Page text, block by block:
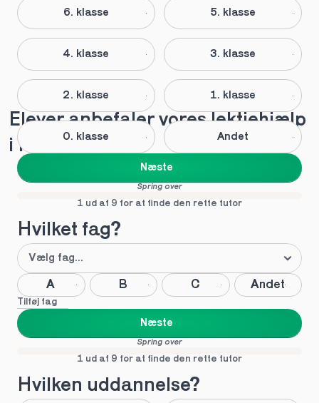
6. klasse 5. klasse
4. klasse 3. klasse
2. klasse 1. klasse
0. klasse Andet
Næste
Spring over
1 ud af 9 for at finde den rette tutor
Hvilket fag?
A B C Andet
Tilføj fag
Næste
Spring over
1 ud af 9 for at finde den rette tutor
Hvilken uddannelse?
Elever anbefaler vores lektiehjælp
i Kobenhavn